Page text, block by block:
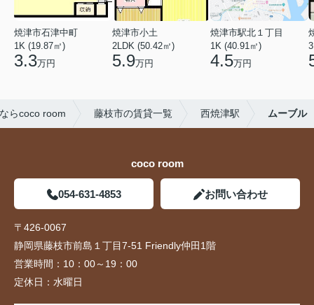
焼津市石津中町
1K (19.87㎡)
3.3万円
焼津市小土
2LDK (50.42㎡)
5.9万円
焼津市駅北１丁目
1K (40.91㎡)
4.5万円
らcoco room 藤枝市の賃貸一覧 西焼津駅 ムーブル
coco room
054-631-4853 お問い合わせ
〒426-0067
静岡県藤枝市前島１丁目7-51 Friendly仲田1階
営業時間： 10：00～19：00
定休日： 水曜日